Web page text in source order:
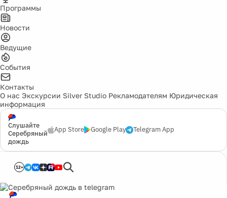
Программы
Новости
Ведущие
События
Контакты
О нас Экскурсии Silver Studio Рекламодателям Юридическая
информация
Слушайте
Серебряный
дождь
App Store Google Play Telegram App
12+